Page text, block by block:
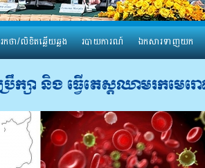
កថា/លិខិតឆ្លើយឆ្លង របាយការណ៍ ឯកសារទាញយក
រឹក្សា និង ធ្វើ​​តេស្ត​​ឈាម​រក​មេ​